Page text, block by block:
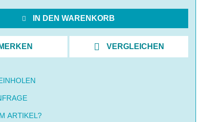
IN DEN WARENKORB
VERGLEICHEN
ARTIKEL?